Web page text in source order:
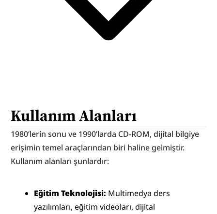
Kullanım Alanları
1980’lerin sonu ve 1990’larda CD-ROM, dijital bilgiye
erişimin temel araçlarından biri haline gelmiştir.
Kullanım alanları şunlardır:
Eğitim Teknolojisi: Multimedya ders
yazılımları, eğitim videoları, dijital